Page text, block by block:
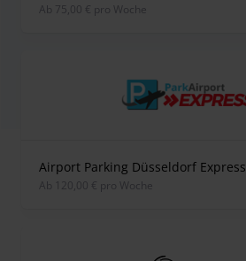
ab 75,00 € pro Woche
Airport Parking Düsseldorf Express
ab 120,00 € pro Woche